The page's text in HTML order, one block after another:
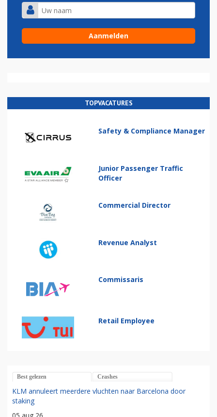
TOPVACATURES
Safety & Compliance Manager
Junior Passenger Traffic
Officer
Commercial Director
Revenue Analyst
Commissaris
Retail Employee
Best gelezen Crashes
KLM annuleert meerdere vluchten naar Barcelona door
staking